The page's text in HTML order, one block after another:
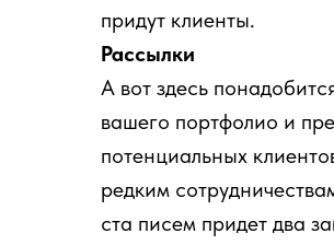
придут клиенты.
Рассылки
А вот здесь
вашего портфолио и
потенциальных
редким
ста писем придет два